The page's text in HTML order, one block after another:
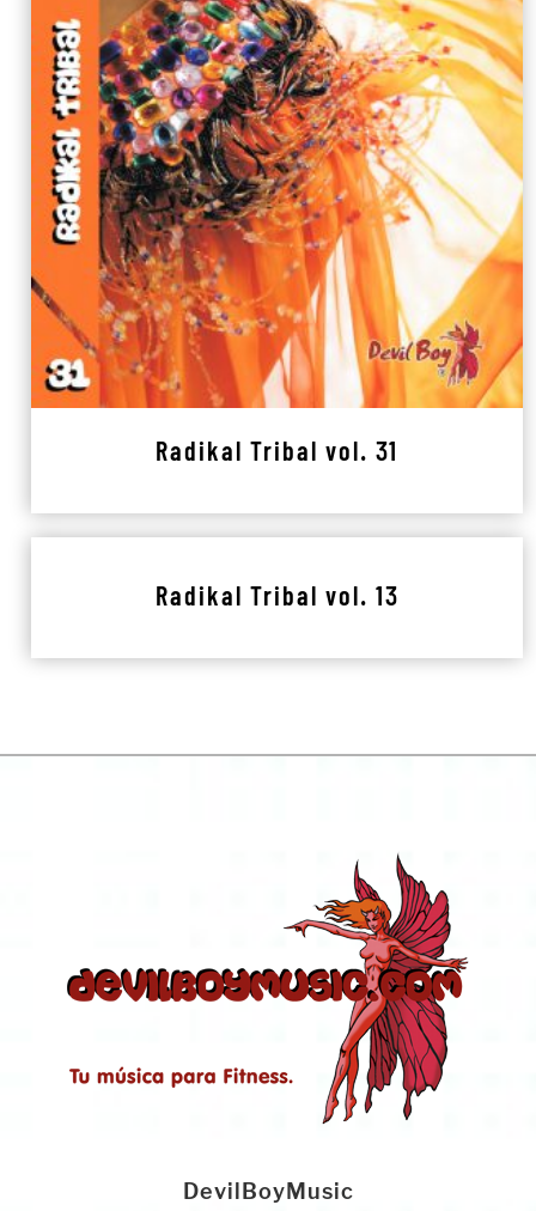
Radikal Tribal vol. 31
Radikal Tribal vol. 13
DevilBoyMusic